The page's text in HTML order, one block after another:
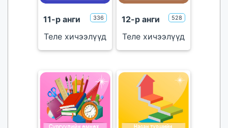
11-р анги 336
Теле хичээлүүд
12-р анги 528
Теле хичээлүүд
үнэгүй үнэгүй